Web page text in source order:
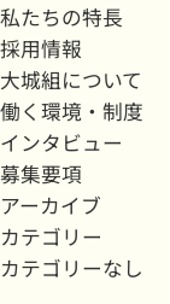
私たちの特長
採用情報
大城組について
働く環境・制度
インタビュー
募集要項
アーカイブ
カテゴリー
カテゴリーなし